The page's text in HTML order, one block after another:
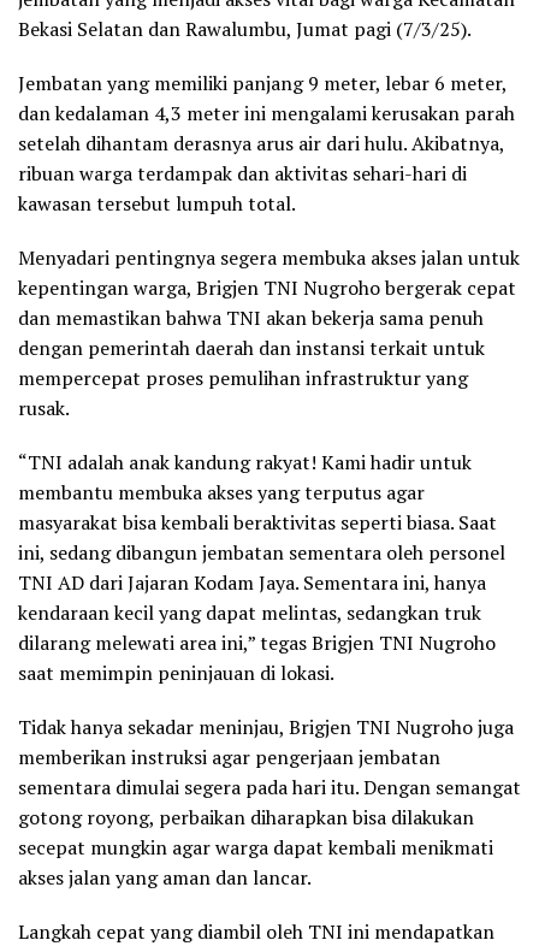
Bekasi Selatan dan Rawalumbu, Jumat pagi (7/3/25).
Jembatan yang memiliki panjang 9 meter, lebar 6 meter,
dan kedalaman 4,3 meter ini mengalami kerusakan parah
setelah dihantam derasnya arus air dari hulu. Akibatnya,
ribuan warga terdampak dan aktivitas sehari-hari di
kawasan tersebut lumpuh total.
Menyadari pentingnya segera membuka akses jalan untuk
kepentingan warga, Brigjen TNI Nugroho bergerak cepat
dan memastikan bahwa TNI akan bekerja sama penuh
dengan pemerintah daerah dan instansi terkait untuk
mempercepat proses pemulihan infrastruktur yang
rusak.
“TNI adalah anak kandung rakyat! Kami hadir untuk
membantu membuka akses yang terputus agar
masyarakat bisa kembali beraktivitas seperti biasa. Saat
ini, sedang dibangun jembatan sementara oleh personel
TNI AD dari Jajaran Kodam Jaya. Sementara ini, hanya
kendaraan kecil yang dapat melintas, sedangkan truk
dilarang melewati area ini,” tegas Brigjen TNI Nugroho
saat memimpin peninjauan di lokasi.
Tidak hanya sekadar meninjau, Brigjen TNI Nugroho juga
memberikan instruksi agar pengerjaan jembatan
sementara dimulai segera pada hari itu. Dengan semangat
gotong royong, perbaikan diharapkan bisa dilakukan
secepat mungkin agar warga dapat kembali menikmati
akses jalan yang aman dan lancar.
Langkah cepat yang diambil oleh TNI ini mendapatkan